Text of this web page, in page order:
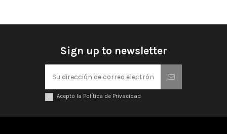
Sign up to newsletter
Acepto la Política de Privacidad